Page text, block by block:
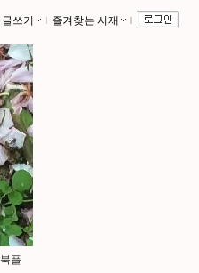
글쓰기 ｌ 즐겨찾는 서재 ｌ
북플